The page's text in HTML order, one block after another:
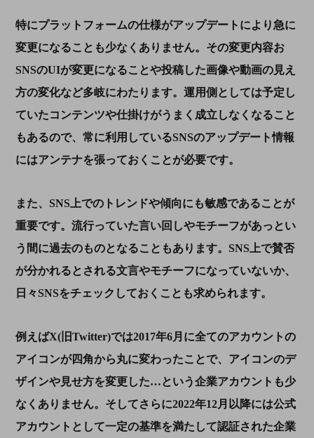
特にプラットフォームの仕様がアップデートにより急に
変更になることも少なくありません。その変更内容お
SNSのUIが変更になることや投稿した画像や動画の見え
方の変化など多岐にわたります。運用側としては予定し
ていたコンテンツや仕掛けがうまく成立しなくなること
もあるので、常に利用しているSNSのアップデート情報
にはアンテナを張っておくことが必要です。
また、 SNS上でのトレンドや傾向にも敏感であることが
重要です。流行っていた言い回しやモチーフがあっとい
う間に過去のものとなることもあります。 SNS上で賛否
が分かれるとされる文言やモチーフになっていないか、
日々SNSをチェックしておくことも求められます。
例えばX(旧Twitter)では2017年6月に全てのアカウントの
アイコンが四角から丸に変わったことで、アイコンのデ
ザインや見せ方を変更した…という企業アカウントも少
なくありません。そしてさらに2022年12月以降には公式
アカウントとして一定の基準を満たして認証された企業